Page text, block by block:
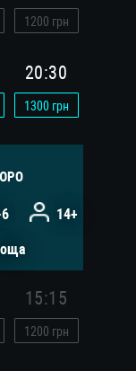
1200 грн
20:30
1300грн
14+
15:15
1200 грн